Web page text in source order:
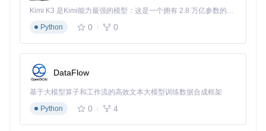
传统手动配置
8-12步 15-20分钟
高（约30%）
CC Switch配置
3-4步
注意：安装过程中请确保网络连接稳定，以便正确下载必
要的依赖文件。如果遇到安装问题，请查阅项目文档中的
故障排除部分。
2.2 多场景服务配置策略
痛点：不同开发场景需要不同的AI服务配置，手动调整参数耗
Kimi K3 是Kimi能力最强的模型：这是一个拥有 2.8 万亿参数的混合专家（MoE）模型，具备原生视觉理解能力，并支持 100 万 token 的上下文窗口。
Python
0 0
DataFlow
基于大模型算子和工作流的高效文本大模型训练数据合成框架
Python
0 4